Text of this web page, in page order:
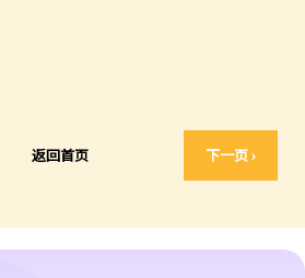
返回首页 下一页 ›